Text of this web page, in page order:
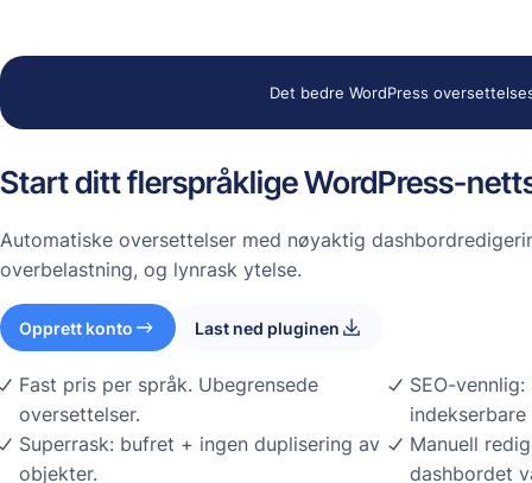
Det bedre WordPress
Start ditt flerspråklige WordPress-
Automatiske oversettelser med nøyaktig
overbelastning, og lynrask ytelse.
Opprett konto Last ned pluginen
Fast pris per språk. Ubegrensede
oversettelser.
Superrask: bufret + ingen duplisering av
objekter.
SEO-
indekserbare
Manuell
dashbordet